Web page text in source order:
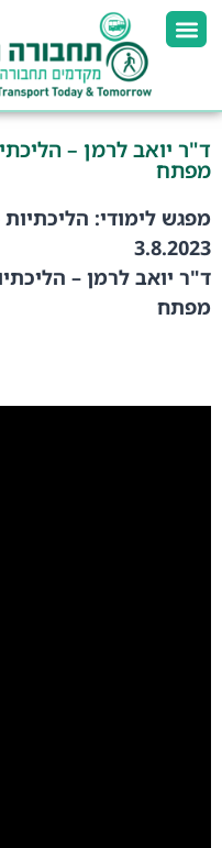
ד"ר יואב לרמן –
מפתח
מפגש לימודי:
3.8.2023
ד"ר יואב לרמן –
מפתח